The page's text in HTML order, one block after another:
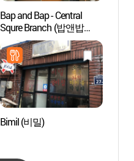
Bap and Bap - Central
Squre Branch (밥앤밥
센트럴스퀘어)
Bimil (비밀)